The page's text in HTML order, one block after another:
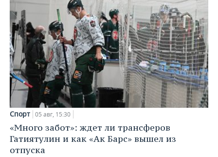
Спорт 05 авг, 15:30
«Много забот»: ждет ли трансферов
Гатиятулин и как «Ак Барс» вышел из
отпуска